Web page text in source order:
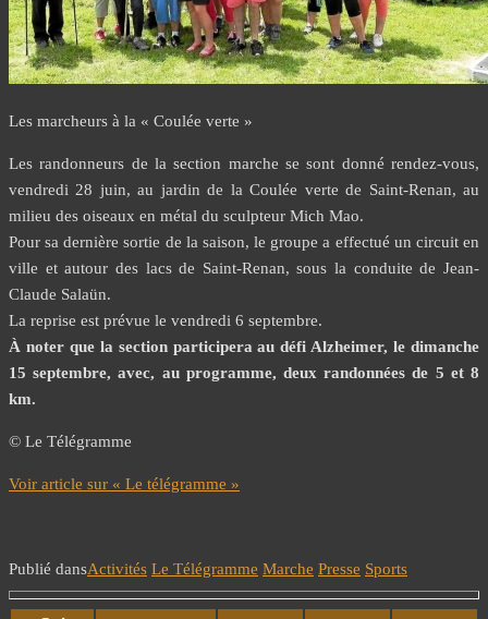
Les marcheurs à la « Coulée verte »
Les randonneurs de la section marche se sont donné rendez-vous,
vendredi 28 juin, au jardin de la Coulée verte de Saint-Renan, au
milieu des oiseaux en métal du sculpteur Mich Mao.
Pour sa dernière sortie de la saison, le groupe a effectué un circuit en
ville et autour des lacs de Saint-Renan, sous la conduite de Jean-
Claude Salaün.
La reprise est prévue le vendredi 6 septembre.
À noter que la section participera au défi Alzheimer, le dimanche
15 septembre, avec, au programme, deux randonnées de 5 et 8
km.
© Le Télégramme
Voir article sur « Le télégramme »
Publié dansActivités Le Télégramme Marche Presse Sports